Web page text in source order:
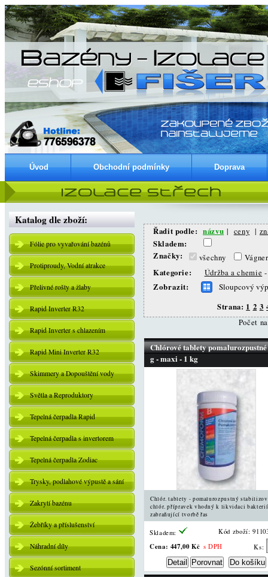
Úvod Obchodní podmínky Doprava
Katalog dle zboží:
Fólie pro vyvařování bazénů
Protiproudy, Vodní atrakce
Přelivné rošty a žlaby
Rapid Inverter R32
Rapid Inverter s chlazením
Rapid Mini Inverter R32
Skimmery a Dopouštění vody
Světla a Reproduktory
Tepelná čerpadla Rapid
Tepelná čerpadla s invertorem
Tepelná čerpadla Zodiac
Trysky, podlahové výpustě a sání
Zakrytí bazénu
Žebříky a příslušenství
Náhradní díly
Sezónní sortiment
Řadit podle: názvu | ceny |
Skladem:
Značky:
všechny
Kategorie:
Údržba a chemie
Zobrazit:
Sloupcový
Strana: 1 2 3
Počet
Chlórové tablety
g - maxi - 1 kg
Chlór. tablety - pomalurozpustný
chlór. přípravek vhodný k likvidaci
zabraňující tvorbě řas
Skladem: Kód zboží:
Cena: 447,00 Kč s DPH Ks: